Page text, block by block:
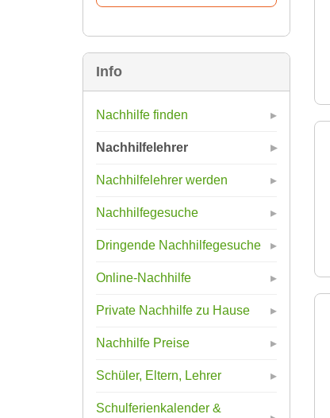
Info
Nachhilfe finden
Nachhilfelehrer
Nachhilfelehrer werden
Nachhilfegesuche
Dringende Nachhilfegesuche
Online-Nachhilfe
Private Nachhilfe zu Hause
Nachhilfe Preise
Schüler, Eltern, Lehrer
Schulferienkalender &